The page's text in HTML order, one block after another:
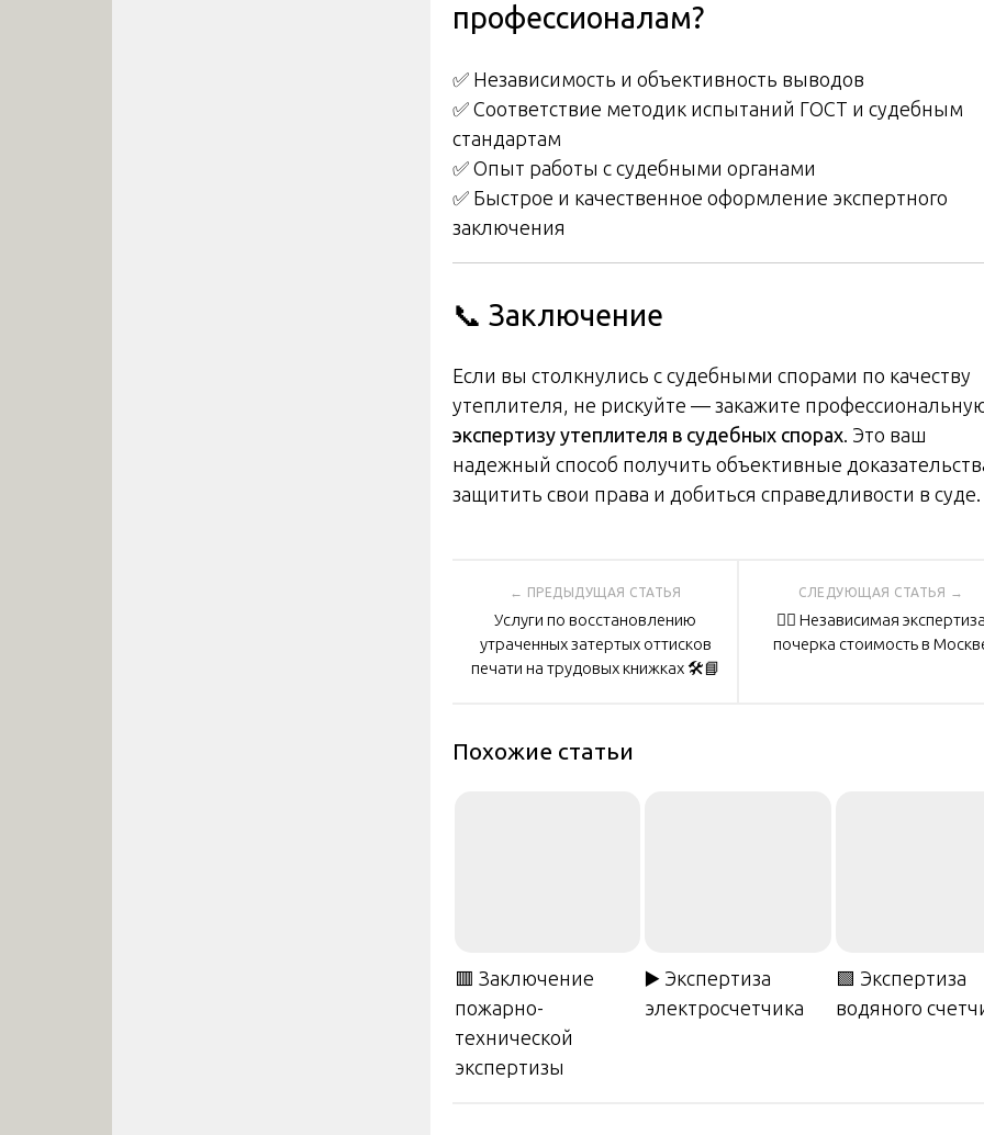
профессионалам?
✅ Независимость и объективность выводов
✅ Соответствие методик испытаний ГОСТ и судебным
стандартам
✅ Опыт работы с судебными органами
✅ Быстрое и качественное оформление экспертного
заключения
📞 Заключение
Если вы столкнулись с судебными спорами по качеству
утеплителя, не рискуйте — закажите
экспертизу утеплителя в судебных спорах. Это ваш
надежный способ получить объективные
защитить свои права и добиться справедливости в
Навигация
записям
Услуги по восстановлению
утраченных затертых оттисков
печати на трудовых книжках 🛠️📘
🕵️‍♂️ Независимая
почерка стоимость в
Похожие статьи
🟥 Заключение
пожарно-
технической
экспертизы
▶️ Экспертиза
электросчетчика
🟩 Экспертиза
водяного